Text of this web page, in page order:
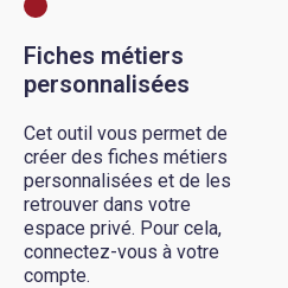
Fiches métiers
personnalisées
Cet outil vous permet de
créer des fiches métiers
personnalisées et de les
retrouver dans votre
espace privé. Pour cela,
connectez-vous à votre
compte.